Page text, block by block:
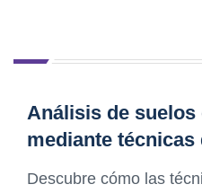
Análisis de
mediante
Descubre cómo las